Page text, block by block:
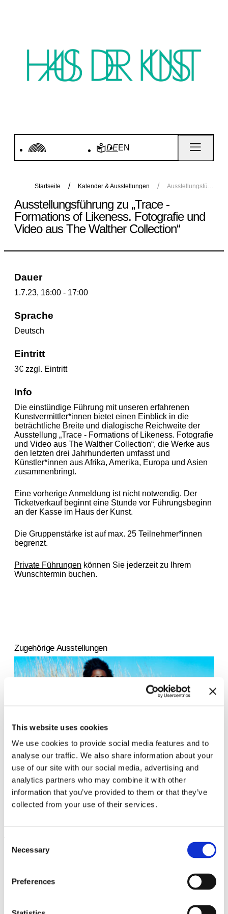
This website uses cookies
We use cookies to provide social media features and to
analyse our traffic. We also share information about your
use of our site with our social media, advertising and
analytics partners who may combine it with other
information that you’ve provided to them or that they’ve
collected from your use of their services.
Selection
Necessary
Preferences
DEEN
Startseite Kalender & Ausstellungen Ausstellungsführung zu „Trace - Formations of Likeness. Fotografie und Video aus The Walther Collection“
Ausstellungsführung zu „Trace -
Formations of Likeness. Fotografie und
Video aus The Walther Collection“
Dauer
1.7.23, 16:00 - 17:00
Sprache
Deutsch
Eintritt
3€ zzgl. Eintritt
Info
Die einstündige Führung mit unseren erfahrenen
Kunstvermittler*innen bietet einen Einblick in die
beträchtliche Breite und dialogische Reichweite der
Ausstellung „Trace - Formations of Likeness. Fotografie
und Video aus The Walther Collection“, die Werke aus
den letzten drei Jahrhunderten umfasst und
Künstler*innen aus Afrika, Amerika, Europa und Asien
zusammenbringt.
Eine vorherige Anmeldung ist nicht notwendig. Der
Ticketverkauf beginnt eine Stunde vor Führungsbeginn
an der Kasse im Haus der Kunst.
Die Gruppenstärke ist auf max. 25 Teilnehmer*innen
begrenzt.
Private Führungen können Sie jederzeit zu Ihrem
Wunschtermin buchen.
Zugehörige Ausstellungen
Trace - Formations of
Likeness. Fotografie und Video
aus The Walther Collection
14.4.23 – 23.7.23
Bleiben Sie auf dem Laufenden und erfahren